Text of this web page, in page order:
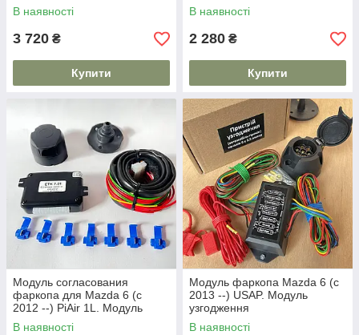
В наявності
3 720 ₴
Купити
В наявності
2 280 ₴
Купити
Модуль согласования
фаркопа для Mazda 6 (c
2012 --) PiAir 1L. Модуль
узгодження
В наявності
Модуль фаркопа Mazda 6 (c
2013 --) USAP. Модуль
узгодження
В наявності